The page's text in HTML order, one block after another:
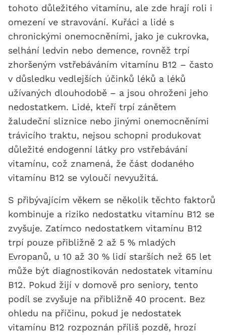
tohoto důležitého vitamínu, ale zde hrají roli i
omezení ve stravování. Kuřáci a lidé s
chronickými onemocněními, jako je cukrovka,
selhání ledvin nebo demence, rovněž trpí
zhoršeným vstřebáváním vitamínu B12 – často
v důsledku vedlejších účinků léků a léků
užívaných dlouhodobě – a jsou ohroženi jeho
nedostatkem. Lidé, kteří trpí zánětem
žaludeční sliznice nebo jinými onemocněními
trávicího traktu, nejsou schopni produkovat
důležité endogenní látky pro vstřebávání
vitamínu, což znamená, že část dodaného
vitamínu B12 se vyloučí nevyužitá.
S přibývajícím věkem se několik těchto faktorů
kombinuje a riziko nedostatku vitamínu B12 se
zvyšuje. Zatímco nedostatkem vitamínu B12
trpí pouze přibližně 2 až 5 % mladých
Evropanů, u 10 až 30 % lidí starších než 65 let
může být diagnostikován nedostatek vitamínu
B12. Pokud žijí v domově pro seniory, tento
podíl se zvyšuje na přibližně 40 procent. Bez
ohledu na příčinu, pokud je nedostatek
vitamínu B12 rozpoznán příliš pozdě, hrozí